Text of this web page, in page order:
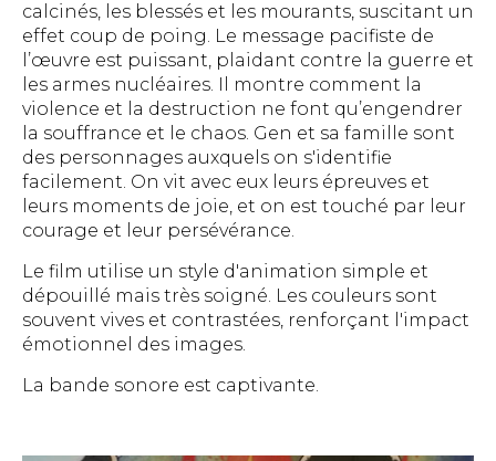
calcinés, les blessés et les mourants, suscitant un
effet coup de poing. Le message pacifiste de
l’œuvre est puissant, plaidant contre la guerre et
les armes nucléaires. Il montre comment la
violence et la destruction ne font qu’engendrer
la souffrance et le chaos. Gen et sa famille sont
des personnages auxquels on s'identifie
facilement. On vit avec eux leurs épreuves et
leurs moments de joie, et on est touché par leur
courage et leur persévérance.
Le film utilise un style d'animation simple et
dépouillé mais très soigné. Les couleurs sont
souvent vives et contrastées, renforçant l'impact
émotionnel des images.
La bande sonore est captivante.